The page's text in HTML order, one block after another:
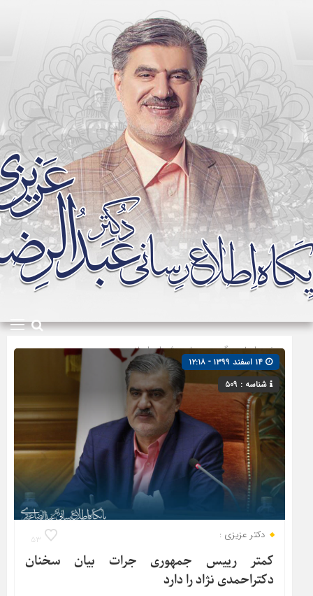
صفحه اصلی» گروه »مجلس شورای اسلامی
شناسه : ۵۰۹
۵۳ دکتر عزیزی :
کمتر رییس جمهوری جرات بیان سخنان
دکتراحمدی نژاد را دارد